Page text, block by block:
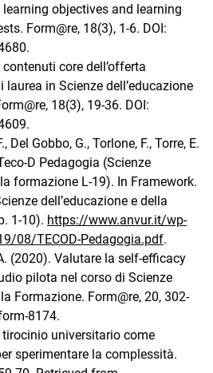
objectives and learning
Form@re, 18(3), 1-6. DOI:
contenuti core dell’offerta
in Scienze dell’educazione
18(3), 19-36. DOI:
Del Gobbo, G., Torlone, F., Torre, E.
D Pedagogia (Scienze
formazione L-19). In Framework.
dell’educazione e della
1-10). https://www.anvur.it/wp-
08/TECOD-Pedagogia.pdf.
(2020). Valutare la self-efficacy
pilota nel corso di Scienze
Formazione. Form@re, 20, 302-
8174.
tirocinio universitario come
sperimentare la complessità.